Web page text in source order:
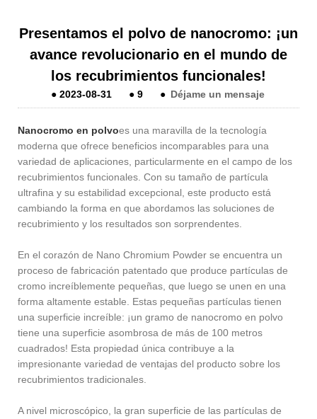
Presentamos el polvo de nanocromo: ¡un
avance revolucionario en el mundo de
los recubrimientos funcionales!
● 2023-08-31 ● 9 ● Déjame un mensaje
Nanocromo en polvoes una maravilla de la tecnología
moderna que ofrece beneficios incomparables para una
variedad de aplicaciones, particularmente en el campo de los
recubrimientos funcionales. Con su tamaño de partícula
ultrafina y su estabilidad excepcional, este producto está
cambiando la forma en que abordamos las soluciones de
recubrimiento y los resultados son sorprendentes.
En el corazón de Nano Chromium Powder se encuentra un
proceso de fabricación patentado que produce partículas de
cromo increíblemente pequeñas, que luego se unen en una
forma altamente estable. Estas pequeñas partículas tienen
una superficie increíble: ¡un gramo de nanocromo en polvo
tiene una superficie asombrosa de más de 100 metros
cuadrados! Esta propiedad única contribuye a la
impresionante variedad de ventajas del producto sobre los
recubrimientos tradicionales.
A nivel microscópico, la gran superficie de las partículas de